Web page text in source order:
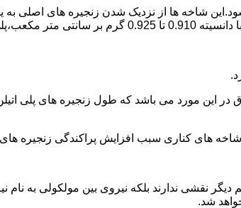
شاخه ها از نزدیک شدن زنجیره های اصلی به
میتوان گفت.
های کناری سبب افزایش پراکندگی زنجیره
نقشی ندارند بلکه نیروی بین مولکولی به نام
شد.